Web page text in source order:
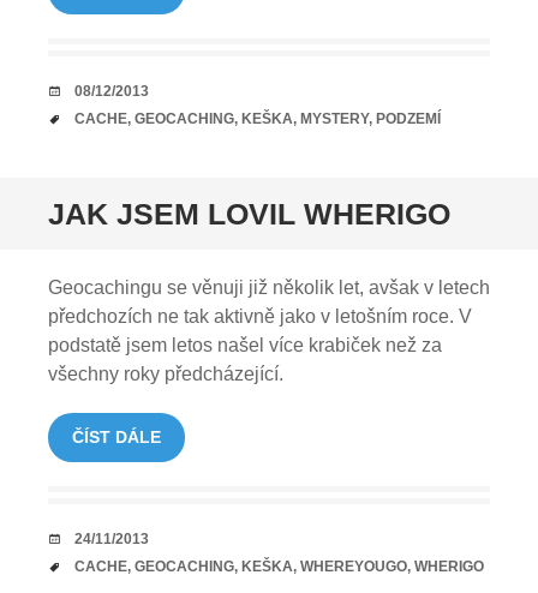
DATUM
08/12/2013
TAGY
CACHE, GEOCACHING, KEŠKA, MYSTERY, PODZEMÍ
JAK JSEM LOVIL WHERIGO
Geocachingu se věnuji již několik let, avšak v letech
předchozích ne tak aktivně jako v letošním roce. V
podstatě jsem letos našel více krabiček než za
všechny roky předcházející.
ČÍST DÁLE
DATUM
24/11/2013
TAGY
CACHE, GEOCACHING, KEŠKA, WHEREYOUGO, WHERIGO